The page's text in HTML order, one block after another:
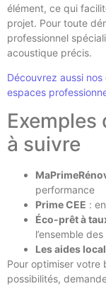
élément, ce qui
projet. Pour toute
professionnel
acoustique précis.
Découvrez aussi
espaces
Exemples
à suivre
performance
Prime CEE :
Éco-prêt à
l’ensemble
Les aides
Pour optimiser
possibilités,